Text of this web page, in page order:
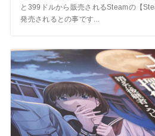
と399ドルから販売されるSteamの【
発売されるとの事です...